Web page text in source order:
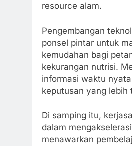
resource alam.
Pengembangan
ponsel pintar untuk
kemudahan bagi
kekurangan nutrisi.
informasi waktu
keputusan yang lebih
Di samping itu,
dalam
menawarkan